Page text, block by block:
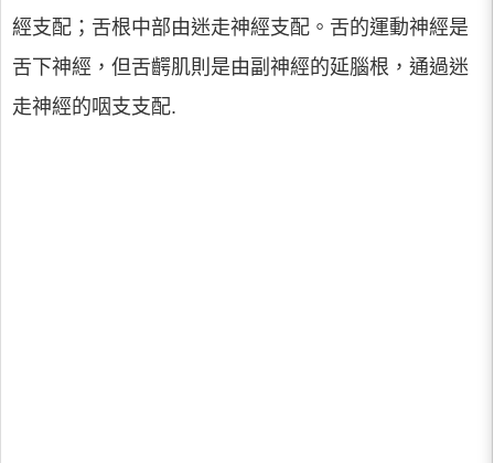
經支配；舌根中部由迷走神經支配。舌的運動神經是
舌下神經，但舌齶肌則是由副神經的延腦根，通過迷
走神經的咽支支配.